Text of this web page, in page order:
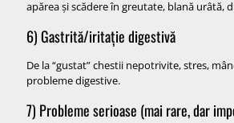
apărea și scădere în greutate, blană urâtă,
6) Gastrită/iritație digestivă
De la “gustat” chestii nepotrivite, stres,
probleme digestive.
7) Probleme serioase (mai rare, dar